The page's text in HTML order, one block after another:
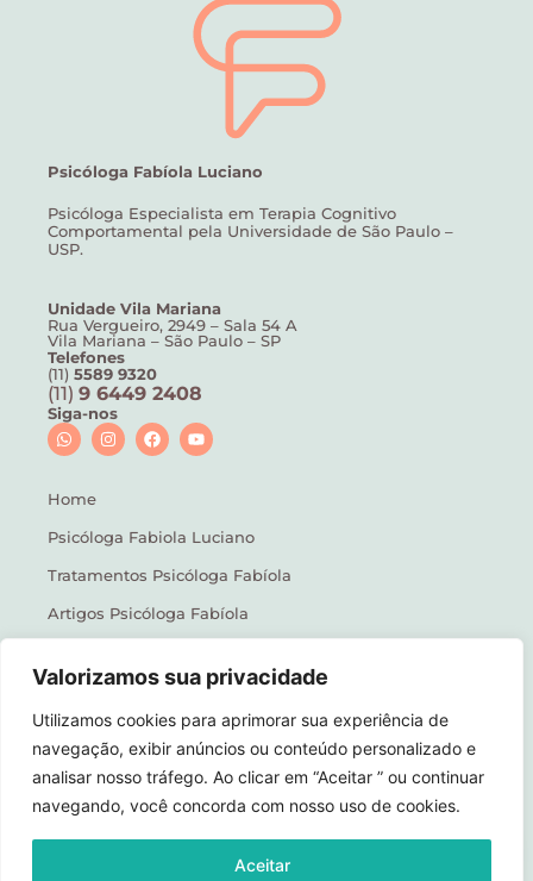
Valorizamos sua privacidade
Utilizamos cookies para aprimorar sua experiência de
navegação, exibir anúncios ou conteúdo personalizado e
analisar nosso tráfego. Ao clicar em “Aceitar ” ou continuar
navegando, você concorda com nosso uso de cookies.
Aceitar
Psicóloga Fabíola Luciano
Psicóloga Especialista em Terapia Cognitivo
Comportamental pela Universidade de São Paulo –
USP.
Unidade Vila Mariana
Rua Vergueiro, 2949 – Sala 54 A
Vila Mariana – São Paulo – SP
Telefones
(11) 5589 9320
(11) 9 6449 2408
Siga-nos
Home
Psicóloga Fabiola Luciano
Tratamentos Psicóloga Fabíola
Artigos Psicóloga Fabíola
Psicóloga Vila Mariana
Contato
Política de Privacidade